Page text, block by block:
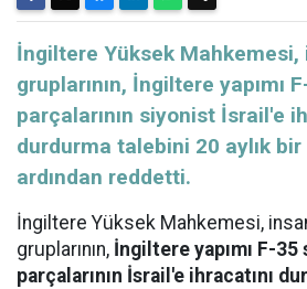
İngiltere Yüksek Mahkemesi,
gruplarının, İngiltere yapımı
parçalarının siyonist İsrail'e
durdurma talebini 20 aylık
ardından reddetti.
İngiltere Yüksek Mahkemesi,
gruplarının, İngiltere yapımı F-35
parçalarının İsrail'e ihracatını